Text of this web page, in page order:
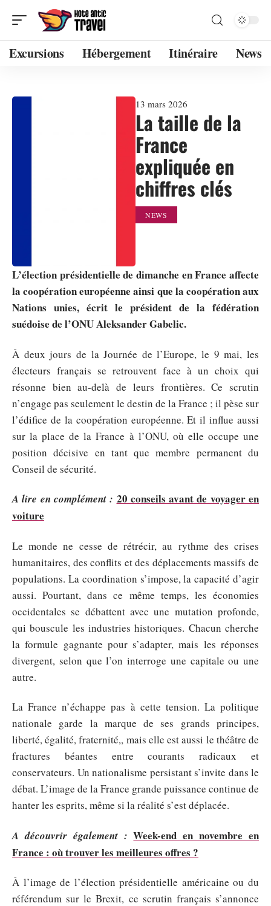
Excursions Hébergement Itinéraire News
13 mars 2026
La taille de la
France
expliquée en
chiffres clés
NEWS
L’élection présidentielle de dimanche en France affecte
la coopération européenne ainsi que la coopération aux
Nations unies, écrit le président de la fédération
suédoise de l’ONU Aleksander Gabelic.
À deux jours de la Journée de l’Europe, le 9 mai, les
électeurs français se retrouvent face à un choix qui
résonne bien au-delà de leurs frontières. Ce scrutin
n’engage pas seulement le destin de la France ; il pèse sur
l’édifice de la coopération européenne. Et il influe aussi
sur la place de la France à l’ONU, où elle occupe une
position décisive en tant que membre permanent du
Conseil de sécurité.
A lire en complément : 20 conseils avant de voyager en
voiture
Le monde ne cesse de rétrécir, au rythme des crises
humanitaires, des conflits et des déplacements massifs de
populations. La coordination s’impose, la capacité d’agir
aussi. Pourtant, dans ce même temps, les économies
occidentales se débattent avec une mutation profonde,
qui bouscule les industries historiques. Chacun cherche
la formule gagnante pour s’adapter, mais les réponses
divergent, selon que l’on interroge une capitale ou une
autre.
La France n’échappe pas à cette tension. La politique
nationale garde la marque de ses grands principes,
liberté, égalité, fraternité,, mais elle est aussi le théâtre de
fractures béantes entre courants radicaux et
conservateurs. Un nationalisme persistant s’invite dans le
débat. L’image de la France grande puissance continue de
hanter les esprits, même si la réalité s’est déplacée.
A découvrir également : Week-end en novembre en
France : où trouver les meilleures offres ?
À l’image de l’élection présidentielle américaine ou du
référendum sur le Brexit, ce scrutin français s’annonce